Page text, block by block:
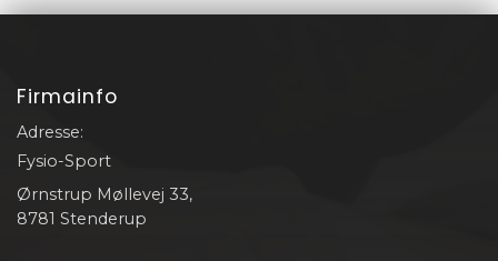
Firmainfo
Adresse:
Fysio-Sport
Ørnstrup Møllevej 33,
8781 Stenderup